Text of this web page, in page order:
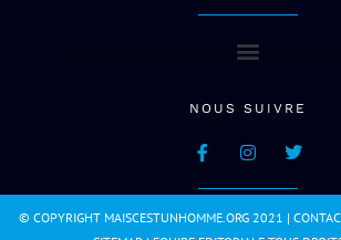
NOUS SUIVRE
© COPYRIGHT MAISCESTUNHOMME.ORG 2021 |